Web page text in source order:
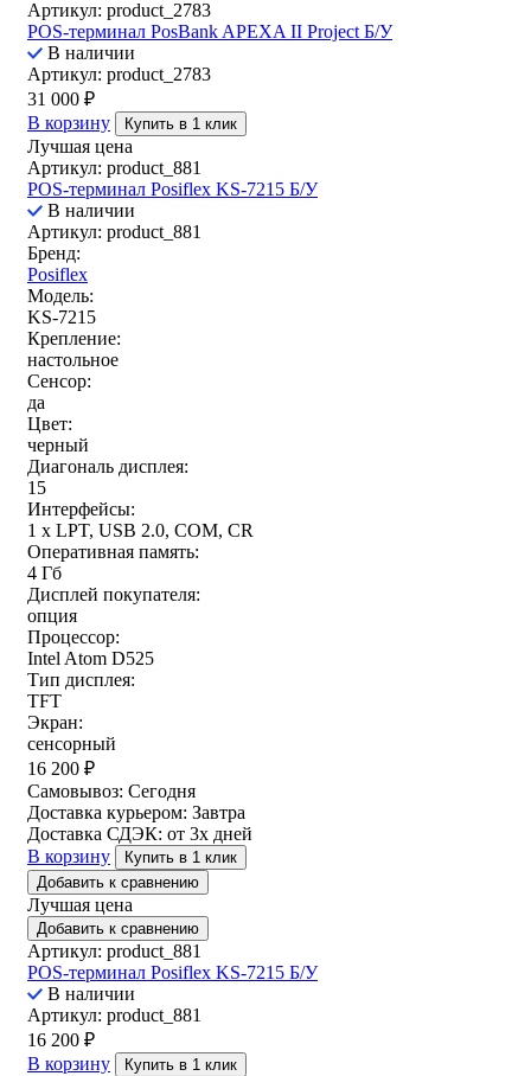
Артикул: product_2783
POS-терминал PosBank APEXA II Project Б/У
В наличии
Артикул: product_2783
31 000 ₽
В корзину
Купить в 1 клик
Лучшая цена
Артикул: product_881
POS-терминал Posiflex KS-7215 Б/У
В наличии
Артикул: product_881
Бренд:
Posiflex
Модель:
KS-7215
Крепление:
настольное
Сенсор:
да
Цвет:
черный
Диагональ дисплея:
15
Интерфейсы:
1 x LPT, USB 2.0, COM, CR
Оперативная память:
4 Гб
Дисплей покупателя:
опция
Процессор:
Intel Atom D525
Тип дисплея:
TFT
Экран:
сенсорный
16 200 ₽
Самовывоз: Сегодня
Доставка курьером: Завтра
Доставка СДЭК: от 3х дней
В корзину
Купить в 1 клик
Добавить к сравнению
Лучшая цена
Добавить к сравнению
Артикул: product_881
POS-терминал Posiflex KS-7215 Б/У
В наличии
Артикул: product_881
16 200 ₽
В корзину
Купить в 1 клик